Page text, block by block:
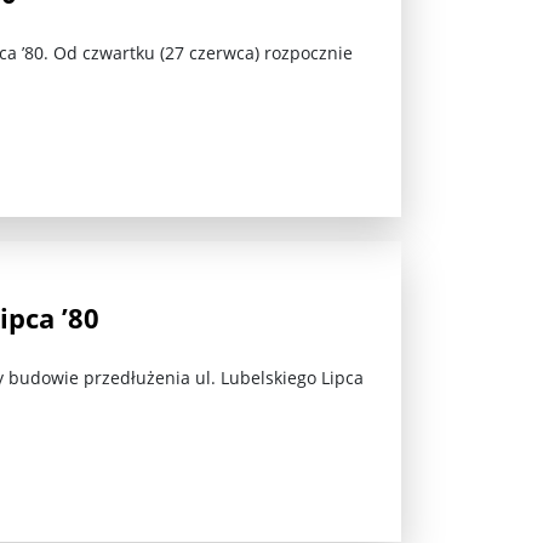
’80. Od czwartku (27 czerwca) rozpocznie
’80
przedłużenia ul. Lubelskiego Lipca